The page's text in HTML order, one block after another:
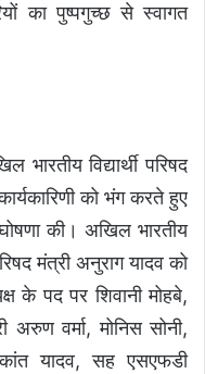
का पुष्पगुच्छ से स्वागत
विद्यार्थी परिषद
को भंग करते हुए
की। अखिल भारतीय
मंत्री अनुराग यादव को
के पद पर शिवानी मोहबे,
वर्मा, मोनिस सोनी,
यादव, सह एसएफडी